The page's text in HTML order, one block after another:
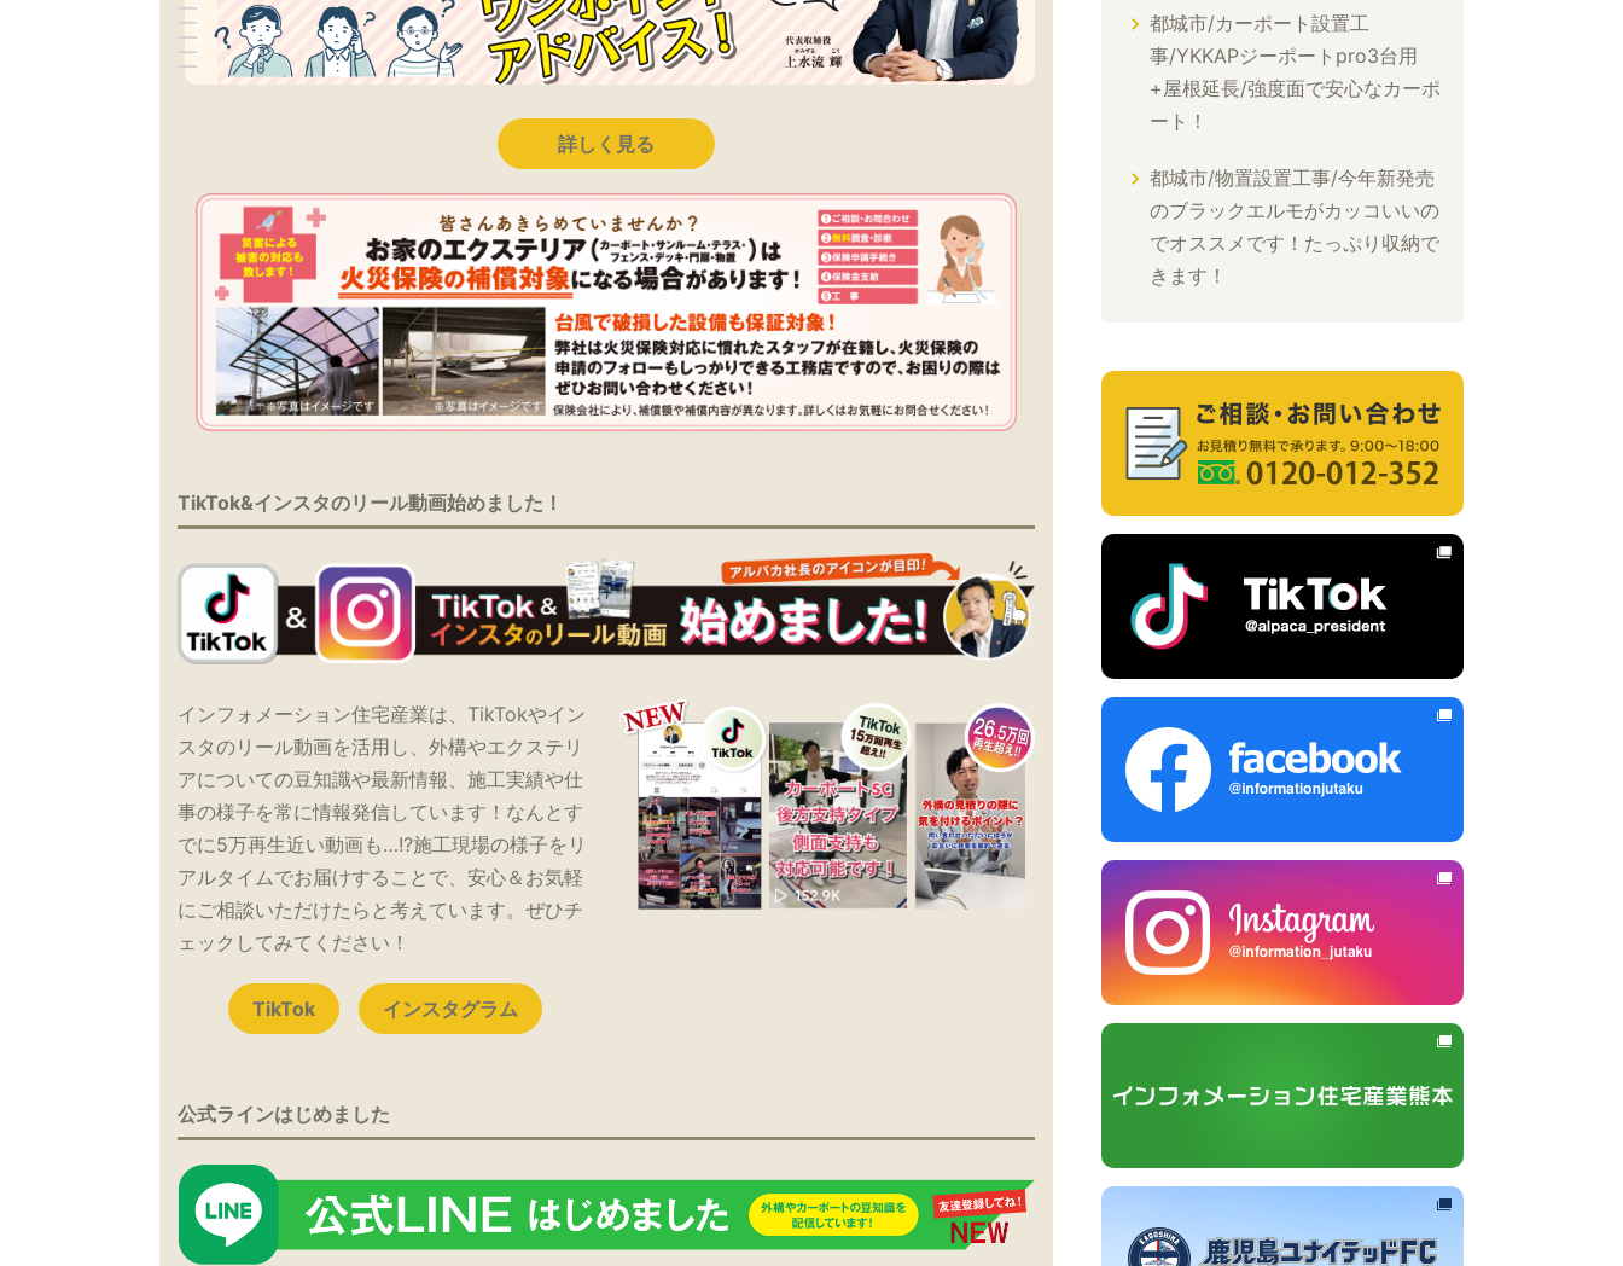
詳しく見る
TikTok&インスタのリール動画始めました！
インフォメーション住宅産業は、TikTokやイン
スタのリール動画を活用し、外構やエクステリ
アについての豆知識や最新情報、施工実績や仕
事の様子を常に情報発信しています！なんとす
でに5万再生近い動画も…!?施工現場の様子をリ
アルタイムでお届けすることで、安心＆お気軽
にご相談いただけたらと考えています。ぜひチ
ェックしてみてください！
TikTok インスタグラム
公式ラインはじめました
都城市/カーポート設置工
事/YKKAPジーポートpro3台用
+屋根延長/強度面で安心なカーポ
ート！
都城市/物置設置工事/今年新発売
のブラックエルモがカッコいいの
でオススメです！たっぷり収納で
きます！